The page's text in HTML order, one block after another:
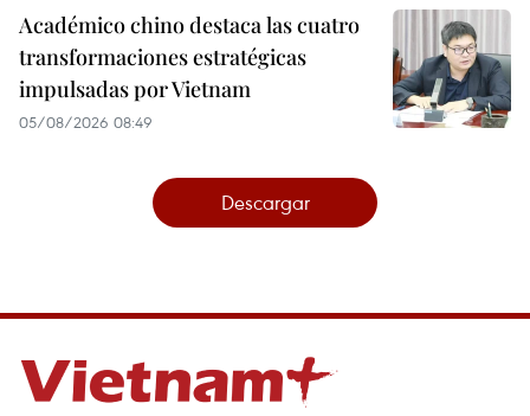
Académico chino destaca las cuatro
transformaciones estratégicas
impulsadas por Vietnam
05/08/2026 08:49
Descargar